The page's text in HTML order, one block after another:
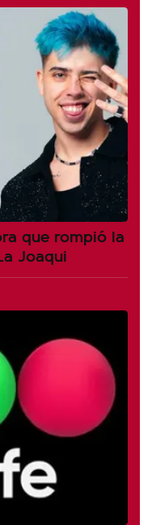
que rompió la
Joaqui